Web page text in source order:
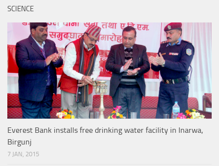
SCIENCE
Everest Bank installs free drinking water facility in Inarwa,
Birgunj
7 JAN, 2015